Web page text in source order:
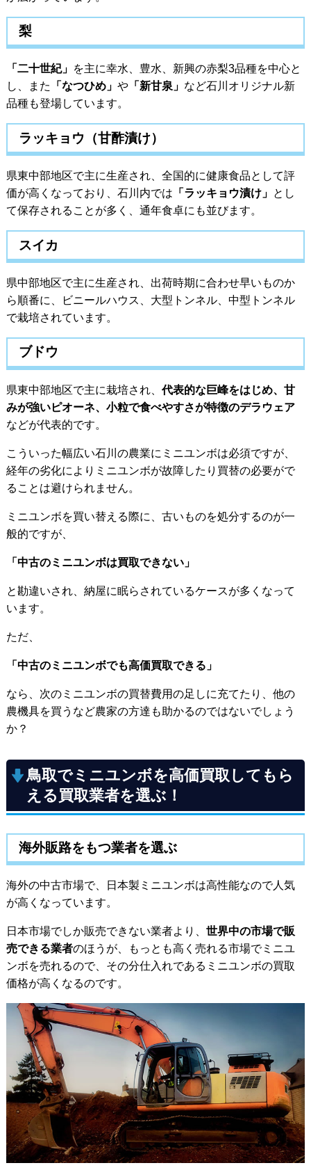
梨
「二十世紀」 を主に幸水、豊水、新興の赤梨3品種を中心と
し、また
「なつひめ」 や「新甘泉」 など石川オリジナル新
品種も登場しています。
ラッキョウ（甘酢漬け）
県東中部地区で主に生産され、全国的に健康食品として評
価が高くなっており、石川内では 「ラッキョウ漬け」 とし
て保存されることが多く、通年食卓にも並びます。
スイカ
県中部地区で主に生産され、出荷時期に合わせ早いものか
ら順番に、ビニールハウス、大型トンネル、中型トンネル
で栽培されています。
ブドウ
県東中部地区で主に栽培され、代表的な巨峰をはじめ、甘
みが強いピオーネ、小粒で食べやすさが特徴のデラウェア
などが代表的です。
こういった幅広い石川の農業にミニユンボは必須ですが、
経年の劣化によりミニユンボが故障したり買替の必要がで
ることは避けられません。
ミニユンボを買い替える際に、古いものを処分するのが一
般的ですが、
「中古のミニユンボは買取できない」
と勘違いされ、納屋に眠らされているケースが多くなって
います。
ただ、
「中古のミニユンボでも高価買取できる」
なら、次のミニユンボの買替費用の足しに充てたり、他の
農機具を買うなど農家の方達も助かるのではないでしょう
か？
鳥取でミニユンボを高価買取してもら
える買取業者を選ぶ！
海外販路をもつ業者を選ぶ
海外の中古市場で、日本製ミニユンボは高性能なので人気
が高くなっています。
日本市場でしか販売できない業者より、 世界中の市場で販
売できる業者のほうが、もっとも高く売れる市場でミニユ
ンボを売れるので、その分仕入れであるミニユンボの買取
価格が高くなるのです。